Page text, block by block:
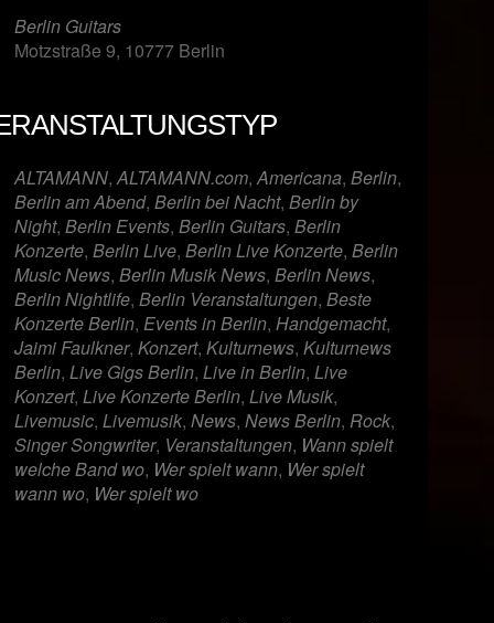
Berlin Guitars
Motzstraße 9, 10777 Berlin
ALTAMANN,ALTAMANN.com,Americana, Berlin,
Berlin am Abend, Berlin bei Nacht, Berlin by
Night, Berlin Events, Berlin Guitars, Berlin
Konzerte, Berlin Live, Berlin Live Konzerte, Berlin
Music News, Berlin Musik News, Berlin News,
Berlin Nightlife, Berlin Veranstaltungen, Beste
Konzerte Berlin, Events in Berlin, Handgemacht,
Jaimi Faulkner, Konzert, Kulturnews, Kulturnews
Berlin, Live Gigs Berlin, Live in Berlin, Live
Konzert, Live Konzerte Berlin, Live Musik,
Livemusic, Livemusik, News, News Berlin, Rock,
Singer Songwriter, Veranstaltungen, Wann spielt
welche Band wo, Wer spielt wann, Wer spielt
wann wo, Wer spielt wo